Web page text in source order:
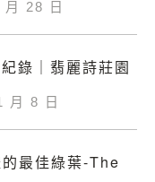
28 日
錄｜翡麗詩莊園
月 8 日
的最佳綠葉-The